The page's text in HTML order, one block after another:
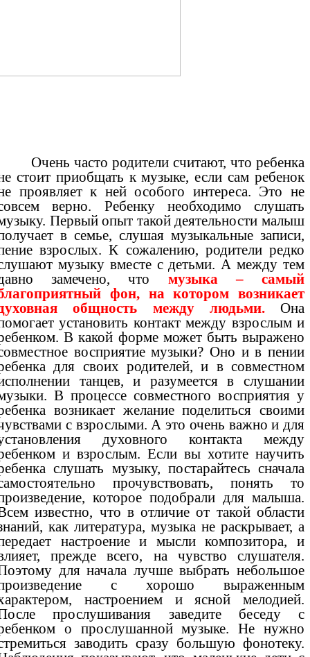
часто родители считают, что ребенка
стоит приобщать к музыке, если сам ребенок
проявляет к ней особого интереса. Это не
верно. Ребенку необходимо слушать
Первый опыт такой деятельности малыш
в семье, слушая музыкальные записи,
взрослых. К сожалению, родители редко
музыку вместе с детьми. А между тем
замечено, что музыка – самый
фон, на котором возникает
общность между людьми.Она
установить контакт между взрослым и
В какой форме может быть выражено
восприятие музыки? Оно и в пении
для своих родителей, и в совместном
танцев, и разумеется в слушании
В процессе совместного восприятия у
возникает желание поделиться своими
с взрослыми. А это очень важно и для
духовного контакта между
и взрослым. Если вы хотите научить
слушать музыку, постарайтесь сначала
прочувствовать, понять то
которое подобрали для малыша.
известно, что в отличие от такой области
как литература, музыка не раскрывает, а
настроение и мысли композитора, и
прежде всего, на чувство слушателя.
для начала лучше выбрать небольшое
с хорошо выраженным
настроением и ясной мелодией.
прослушивания заведите беседу с
о прослушанной музыке. Не нужно
заводить сразу большую фонотеку.